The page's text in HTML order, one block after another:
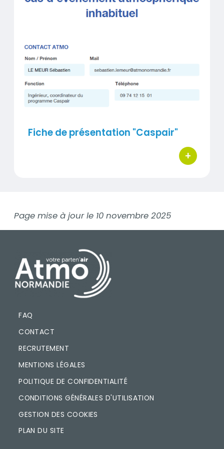
Visuel
Fiche de présentation "Caspair"
+
bouton
Contenu
Page mise à jour le 10 novembre 2025
PIED DE PAGE
FAQ
CONTACT
RECRUTEMENT
MENTIONS LÉGALES
POLITIQUE DE CONFIDENTIALITÉ
CONDITIONS GÉNÉRALES D'UTILISATION
GESTION DES COOKIES
PLAN DU SITE